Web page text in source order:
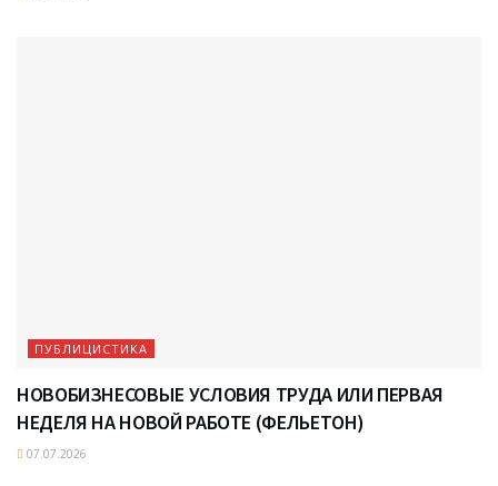
ПУБЛИЦИСТИКА
НОВОБИЗНЕСОВЫЕ УСЛОВИЯ ТРУДА ИЛИ ПЕРВАЯ
НЕДЕЛЯ НА НОВОЙ РАБОТЕ (ФЕЛЬЕТОН)
07.07.2026